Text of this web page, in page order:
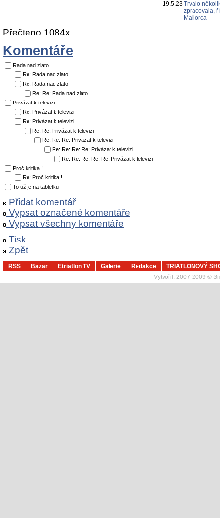
19.5.23Trvalo
zpracovala,
Mallorca
Přečteno 1084x
Komentáře
Rada nad zlato
Re: Rada nad zlato
Re: Rada nad zlato
Re: Re: Rada nad zlato
Privázat k televizi
Re: Privázat k televizi
Re: Privázat k televizi
Re: Re: Privázat k televizi
Re: Re: Re: Privázat k televizi
Re: Re: Re: Re: Privázat k televizi
Re: Re: Re: Re: Re: Privázat k televizi
Proč kritika !
Re: Proč kritika !
To už je na tabletku
Přidat komentář
Vypsat označené komentáře
Vypsat všechny komentáře
Tisk
Zpět
RSS Bazar Etriatlon TV Galerie Redakce
TRIATLONOVÝ
Vytvořil: 2007-2009 ©